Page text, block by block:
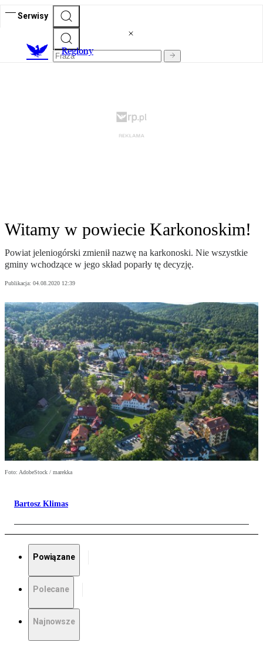
Serwisy
Regiony
Witamy w powiecie Karkonoskim!
Powiat jeleniogórski zmienił nazwę na karkonoski. Nie wszystkie
gminy wchodzące w jego skład poparły tę decyzję.
Publikacja: 04.08.2020 12:39
Foto: AdobeStock / marekka
Bartosz Klimas
Powiązane
Polecane
Najnowsze